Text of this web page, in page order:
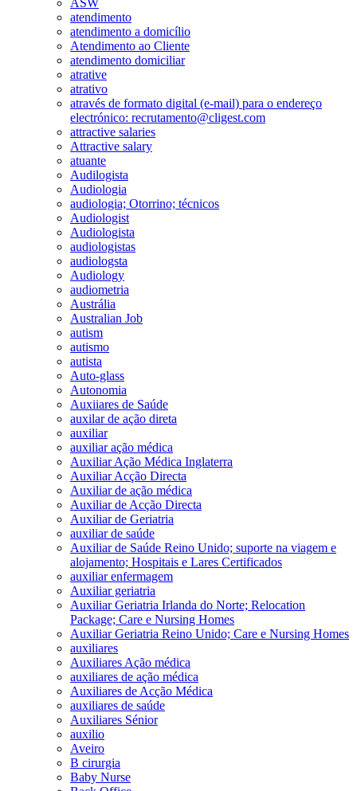
atendimento
atendimento a domicílio
Atendimento ao Cliente
atendimento domiciliar
atrative
atrativo
através de formato digital (e-mail) para o endereço
electrónico: recrutamento@cligest.com
attractive salaries
Attractive salary
atuante
Audilogista
Audiologia
audiologia; Otorrino; técnicos
Audiologist
Audiologista
audiologistas
audiologsta
Audiology
audiometria
Austrália
Australian Job
autism
autismo
autista
Auto-glass
Autonomia
Auxiiares de Saúde
auxilar de ação direta
auxiliar
auxiliar ação médica
Auxiliar Ação Médica Inglaterra
Auxiliar Acção Directa
Auxiliar de ação médica
Auxiliar de Acção Directa
Auxiliar de Geriatria
auxiliar de saúde
Auxiliar de Saúde Reino Unido; suporte na viagem e
alojamento; Hospitais e Lares Certificados
auxiliar enfermagem
Auxiliar geriatria
Auxiliar Geriatria Irlanda do Norte; Relocation
Package; Care e Nursing Homes
Auxiliar Geriatria Reino Unido; Care e Nursing Homes
auxiliares
Auxiliares Ação médica
auxiliares de ação médica
Auxiliares de Acção Médica
auxiliares de saúde
Auxiliares Sénior
auxilio
Aveiro
B cirurgia
Baby Nurse